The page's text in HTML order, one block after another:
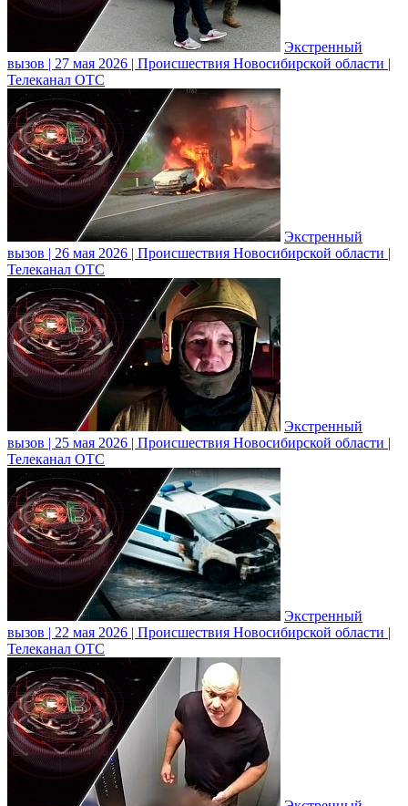
Экстренный
вызов | 27 мая 2026 | Происшествия Новосибирской области |
Телеканал ОТС
Экстренный
вызов | 26 мая 2026 | Происшествия Новосибирской области |
Телеканал ОТС
Экстренный
вызов | 25 мая 2026 | Происшествия Новосибирской области |
Телеканал ОТС
Экстренный
вызов | 22 мая 2026 | Происшествия Новосибирской области |
Телеканал ОТС